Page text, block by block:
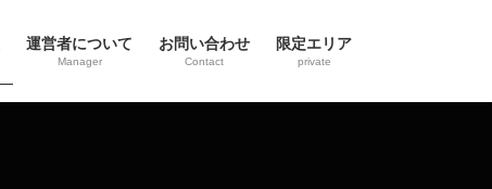
運営者について
Manager
お問い合わせ
Contact
限定エリア
private